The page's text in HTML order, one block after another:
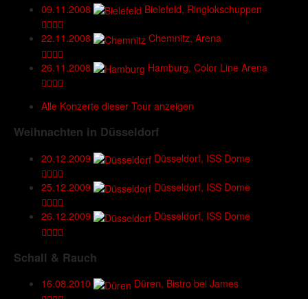
09.11.2008 Bielefeld, Ringlokschuppen
22.11.2008 Chemnitz, Arena
26.11.2008 Hamburg, Color Line Arena
Alle Konzerte dieser Tour anzeigen
Weihnachten in Düsseldorf
20.12.2009 Düsseldorf, ISS Dome
25.12.2009 Düsseldorf, ISS Dome
26.12.2009 Düsseldorf, ISS Dome
Schall & Rauch
16.08.2010 Düren, Bistro bei James